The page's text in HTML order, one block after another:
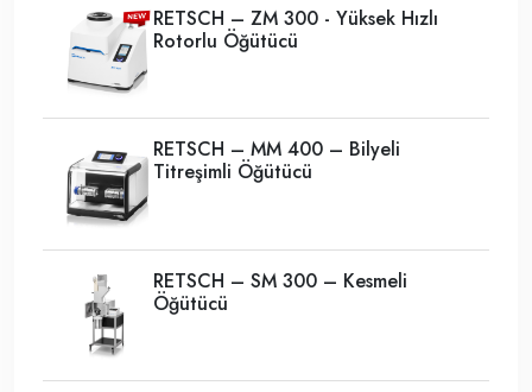
RETSCH – ZM 300 - Yüksek Hızlı
Rotorlu Öğütücü
RETSCH – MM 400 – Bilyeli
Titreşimli Öğütücü
RETSCH – SM 300 – Kesmeli
Öğütücü